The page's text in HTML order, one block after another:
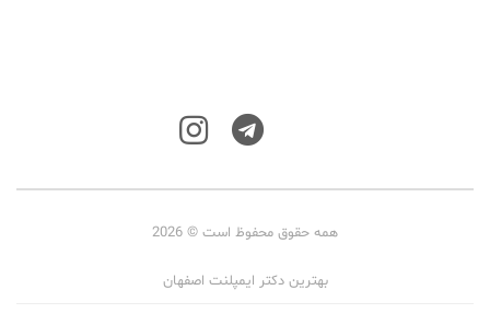
همه حقوق محفوظ است © 2026
بهترین دکتر ایمپلنت اصفهان